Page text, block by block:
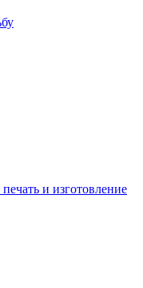
и изготовление